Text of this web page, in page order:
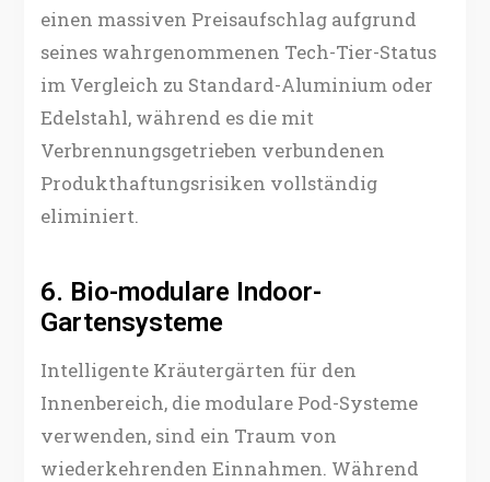
einen massiven Preisaufschlag aufgrund
seines wahrgenommenen Tech-Tier-Status
im Vergleich zu Standard-Aluminium oder
Edelstahl, während es die mit
Verbrennungsgetrieben verbundenen
Produkthaftungsrisiken vollständig
eliminiert.
6. Bio-modulare Indoor-
Gartensysteme
Intelligente Kräutergärten für den
Innenbereich, die modulare Pod-Systeme
verwenden, sind ein Traum von
wiederkehrenden Einnahmen. Während